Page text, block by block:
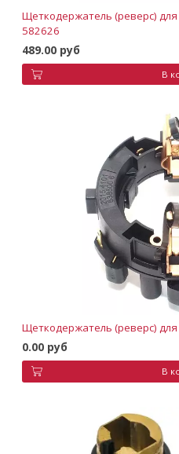
Щеткодержатель (реверс) для
582626
489.00 руб
В
Щеткодержатель (реверс) для
0.00 руб
В